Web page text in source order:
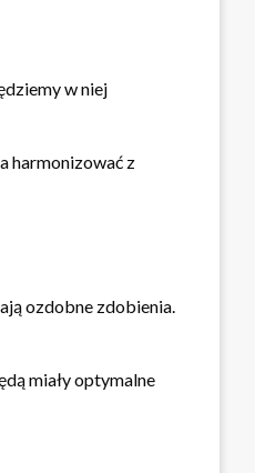
w niej
harmonizować z
ozdobne zdobienia.
miały optymalne